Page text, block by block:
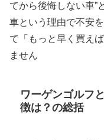
てから後悔しない車”
車という理由で不安
て「もっと早く買え
ません
ワーゲンゴルフ
徴は？の総括